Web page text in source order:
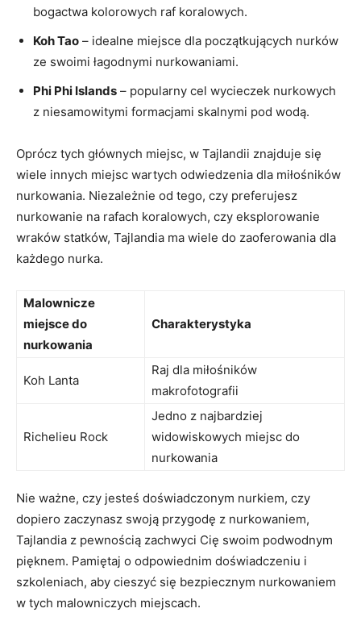
bogactwa kolorowych raf koralowych.
Koh Tao – idealne miejsce dla początkujących​ nurków
‌ze swoimi łagodnymi⁣ nurkowaniami.
Phi Phi Islands – popularny cel ​wycieczek nurkowych
z niesamowitymi⁢ formacjami​ skalnymi ​pod wodą.
Oprócz tych głównych miejsc,⁣ w Tajlandii znajduje się
wiele innych miejsc wartych odwiedzenia dla miłośników
nurkowania.⁤ Niezależnie od tego, czy preferujesz
nurkowanie ‌na rafach koralowych, czy‌ eksplorowanie
wraków statków,​ Tajlandia‌ ma wiele ‍do zaoferowania dla
każdego nurka.
Malownicze
miejsce ⁣do⁣
nurkowania
Charakterystyka
Koh Lanta
Raj dla miłośników ​
makrofotografii
Richelieu Rock
Jedno z ⁤najbardziej
widowiskowych miejsc do
nurkowania
Nie ważne,‍ czy jesteś doświadczonym nurkiem,⁤ czy
‍dopiero ⁤zaczynasz swoją przygodę z nurkowaniem,‌
Tajlandia z pewnością zachwyci‌ Cię swoim podwodnym
pięknem. Pamiętaj o ​odpowiednim doświadczeniu i‌
szkoleniach, aby‍ cieszyć się bezpiecznym nurkowaniem
w‍ tych​ malowniczych miejscach.